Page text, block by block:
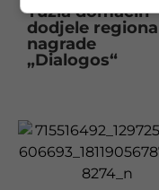
Tuzla domaćin
dodjele
nagrade
„Dialogos“